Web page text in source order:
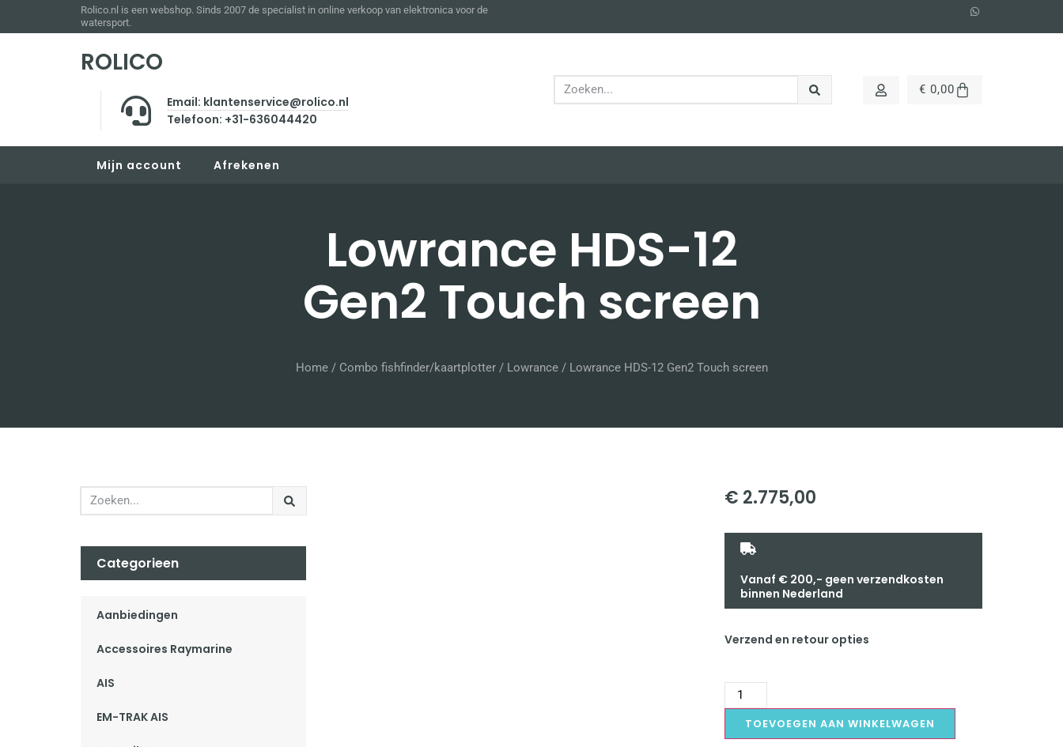
Rolico.nl is een webshop. Sinds 2007 de specialist in online verkoop van elektronica voor de
watersport.
ROLICO
Email: klantenservice@rolico.nl
Telefoon: +31-636044420
€ 0,00
Mijn account Afrekenen
Lowrance HDS-12
Gen2 Touch screen
Home/ Combo fishfinder/kaartplotter/ Lowrance/ Lowrance HDS-12 Gen2 Touch screen
Categorieen
Aanbiedingen
Accessoires Raymarine
AIS
EM-TRAK AIS
€ 2.775,00
Vanaf € 200,- geen verzendkosten
binnen Nederland
Verzend en retour opties
TOEVOEGEN AAN WINKELWAGEN